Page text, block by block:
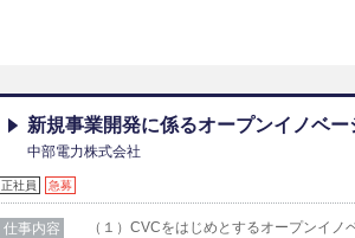
新規事業開発に係るオープンイノベー
中部電力株式会社
正社員 急募
仕事内容
（１）CVCをはじめとするオープンイ